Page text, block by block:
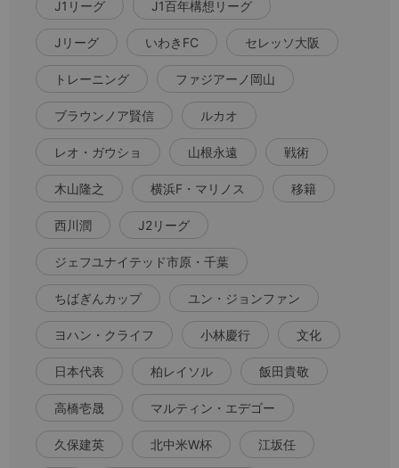
J1リーグ J1百年構想リーグ
Jリーグ いわきFC セレッソ大阪
トレーニング ファジアーノ岡山
ブラウンノア賢信 ルカオ
レオ・ガウショ 山根永遠 戦術
木山隆之 横浜F・マリノス 移籍
西川潤 J2リーグ
ジェフユナイテッド市原・千葉
ちばぎんカップ ユン・ジョンファン
ヨハン・クライフ 小林慶行 文化
日本代表 柏レイソル 飯田貴敬
高橋壱晟 マルティン・エデゴー
久保建英 北中米W杯 江坂任